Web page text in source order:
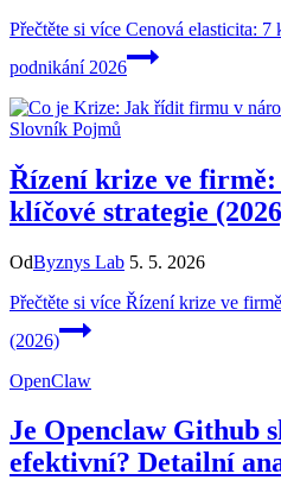
Přečtěte si více Cenová elasticita: 7
podnikání 2026
Slovník Pojmů
Řízení krize ve firmě:
klíčové strategie
OdByznys Lab 5. 5. 2026
Přečtěte si více Řízení krize ve
(2026)
OpenClaw
Je Openclaw Github
efektivní? Detailní